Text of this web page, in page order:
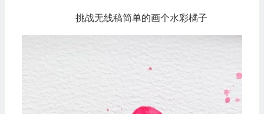
挑战无线稿简单的画个水彩橘子